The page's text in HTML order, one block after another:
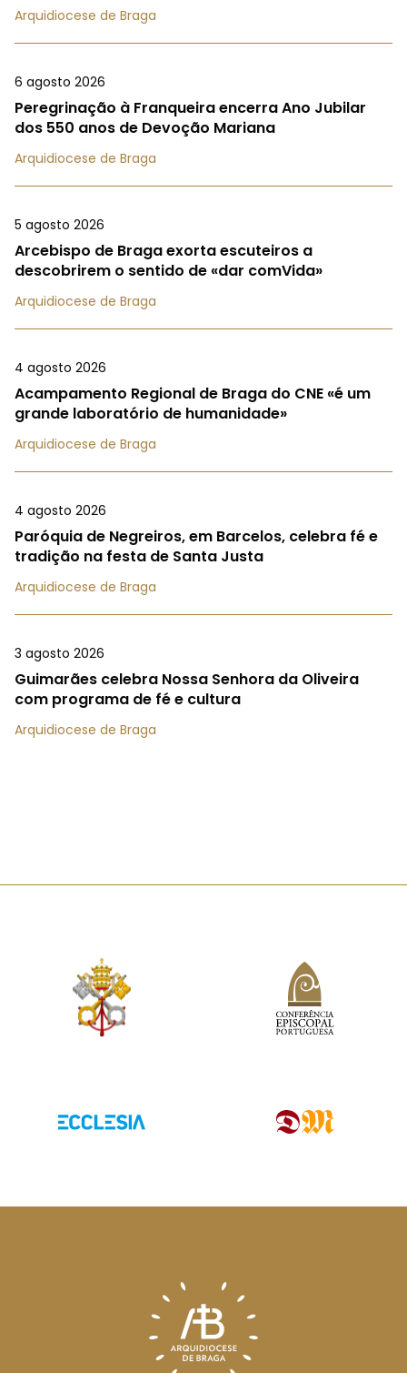
Arquidiocese de Braga
6 agosto 2026
Peregrinação à Franqueira encerra Ano Jubilar
dos 550 anos de Devoção Mariana
Arquidiocese de Braga
5 agosto 2026
Arcebispo de Braga exorta escuteiros a
descobrirem o sentido de «dar comVida»
Arquidiocese de Braga
4 agosto 2026
Acampamento Regional de Braga do CNE «é um
grande laboratório de humanidade»
Arquidiocese de Braga
4 agosto 2026
Paróquia de Negreiros, em Barcelos, celebra fé e
tradição na festa de Santa Justa
Arquidiocese de Braga
3 agosto 2026
Guimarães celebra Nossa Senhora da Oliveira
com programa de fé e cultura
Arquidiocese de Braga